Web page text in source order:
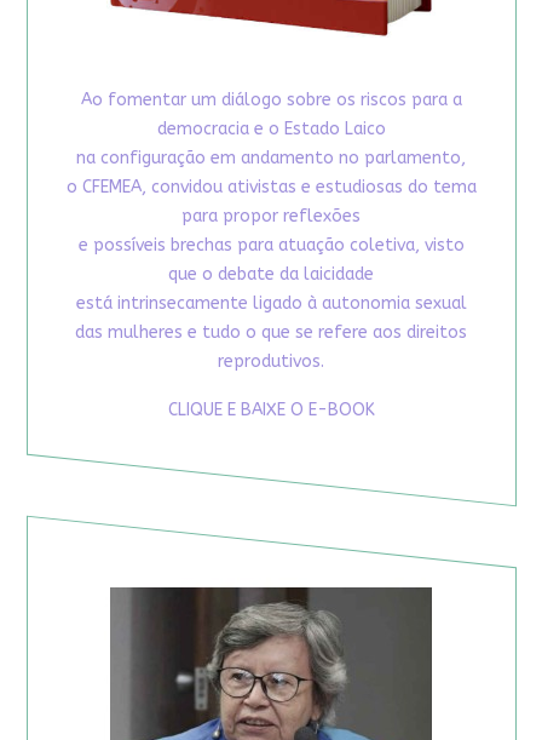
Ao fomentar um diálogo sobre os riscos para a
democracia e o Estado Laico
na configuração em andamento no parlamento,
o CFEMEA, convidou ativistas e estudiosas do tema
para propor reflexões
e possíveis brechas para atuação coletiva, visto
que o debate da laicidade
está intrinsecamente ligado à autonomia sexual
das mulheres e tudo o que se refere aos direitos
reprodutivos.
CLIQUE E BAIXE O E-BOOK